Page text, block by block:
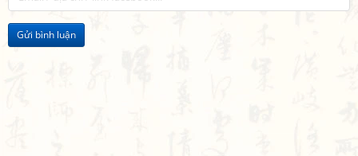
Gửi bình luận